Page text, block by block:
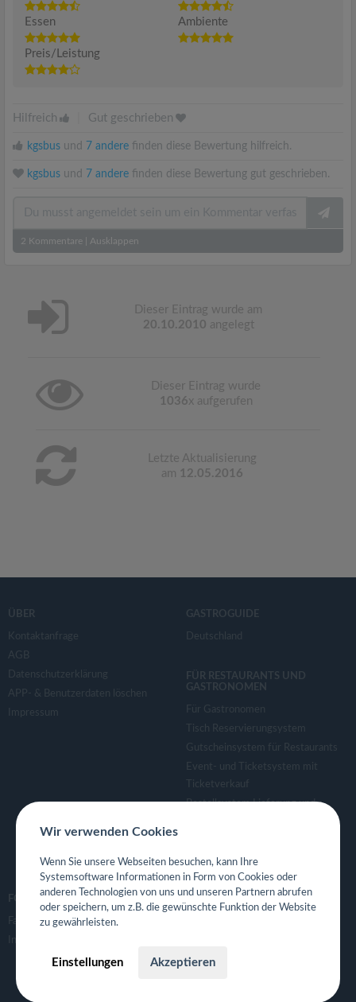
Essen Ambiente
Preis/Leistung
Hilfreich Gut geschrieben
kgsbus und 7 andere finden diese Bewertung hilfreich.
kgsbus und 7 andere finden diese Bewertung gut geschrieben.
2 Kommentare Ausklappen
Dieser Eintrag wurde am
20.10.2010 angelegt
Dieser Eintrag wurde
1036x aufgerufen
Letzte Aktualisierung
am 12.05.2016
ÜBER
Kontaktanfrage
AGB
Datenschutzerklärung
APP- & Benutzerdaten löschen
Impressum
GASTROGUIDE
Deutschland
FÜR RESTAURANTS UND
GASTRONOMEN
Für Gastronomen
Tisch Reservierungsystem
Gutscheinsystem für Restaurants
Event- und Ticketsystem mit
Ticketverkauf
Bestellsystem Lieferung und
Eigene App für Restaurant
FOLGE UNS
Facebook
Instagram
Wir verwenden Cookies
Wenn Sie unsere Webseiten besuchen, kann Ihre
Systemsoftware Informationen in Form von Cookies oder
anderen Technologien von uns und unseren Partnern abrufen
oder speichern, um z.B. die gewünschte Funktion der Website
zu gewährleisten.
Einstellungen Akzeptieren